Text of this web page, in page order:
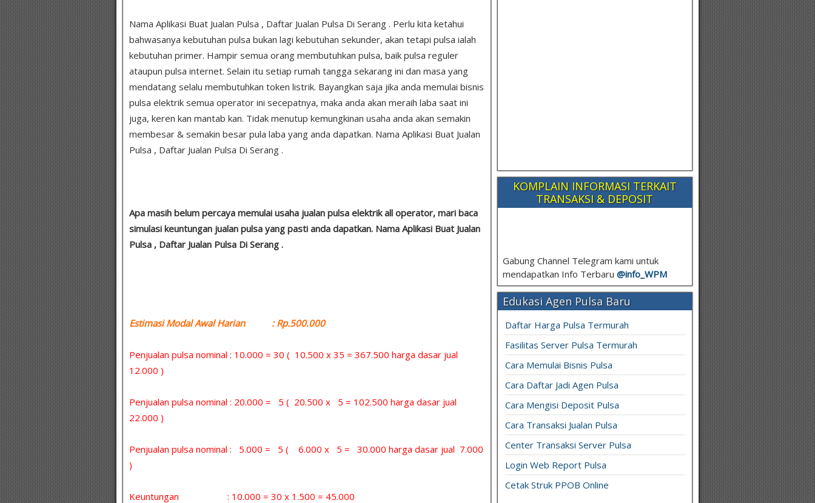
Nama Aplikasi Buat Jualan Pulsa , Daftar Jualan Pulsa Di Serang . Perlu kita ketahui
bahwasanya kebutuhan pulsa bukan lagi kebutuhan sekunder, akan tetapi pulsa ialah
kebutuhan primer. Hampir semua orang membutuhkan pulsa, baik pulsa reguler
ataupun pulsa internet. Selain itu setiap rumah tangga sekarang ini dan masa yang
mendatang selalu membutuhkan token listrik. Bayangkan saja jika anda memulai bisnis
pulsa elektrik semua operator ini secepatnya, maka anda akan meraih laba saat ini
juga, keren kan mantab kan. Tidak menutup kemungkinan usaha anda akan semakin
membesar & semakin besar pula laba yang anda dapatkan. Nama Aplikasi Buat Jualan
Pulsa , Daftar Jualan Pulsa Di Serang .
Apa masih belum percaya memulai usaha jualan pulsa elektrik all operator, mari baca
simulasi keuntungan jualan pulsa yang pasti anda dapatkan. Nama Aplikasi Buat Jualan
Pulsa , Daftar Jualan Pulsa Di Serang .
Estimasi Modal Awal Harian : Rp.500.000
Penjualan pulsa nominal : 10.000 = 30 ( 10.500 x 35 = 367.500 harga dasar jual
12.000 )
Penjualan pulsa nominal : 20.000 = 5 ( 20.500 x 5 = 102.500 harga dasar jual
22.000 )
Penjualan pulsa nominal : 5.000 = 5 ( 6.000 x 5 = 30.000 harga dasar jual 7.000
)
Keuntungan : 10.000 = 30 x 1.500 = 45.000
KOMPLAIN INFORMASI TERKAIT
TRANSAKSI & DEPOSIT
Gabung Channel Telegram kami untuk
mendapatkan Info Terbaru @info_ WPM
Edukasi Agen Pulsa Baru
Daftar Harga Pulsa Termurah
Fasilitas Server Pulsa Termurah
Cara Memulai Bisnis Pulsa
Cara Daftar Jadi Agen Pulsa
Cara Mengisi Deposit Pulsa
Cara Transaksi Jualan Pulsa
Center Transaksi Server Pulsa
Login Web Report Pulsa
Cetak Struk PPOB Online